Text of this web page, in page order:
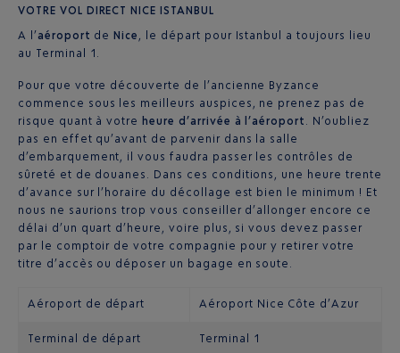
VOTRE VOL DIRECT NICE ISTANBUL
A l’aéroport deNice , le départ pour Istanbul a toujours lieu
au Terminal 1.
Pour que votre découverte de l’ancienne Byzance
commence sous les meilleurs auspices, ne prenez pas de
risque quant à votre heure d’arrivée à l’aéroport . N’oubliez
pas en effet qu’avant de parvenir dans la salle
d’embarquement, il vous faudra passer les contrôles de
sûreté et de douanes. Dans ces conditions, une heure trente
d’avance sur l’horaire du décollage est bien le minimum ! Et
nous ne saurions trop vous conseiller d’allonger encore ce
délai d’un quart d’heure, voire plus, si vous devez passer
par le comptoir de votre compagnie pour y retirer votre
titre d’accès ou déposer un bagage en soute.
Aéroport de départ Aéroport Nice Côte d’Azur
Terminal de départ Terminal 1